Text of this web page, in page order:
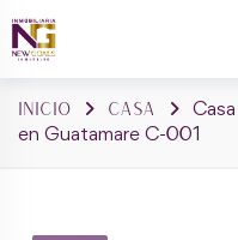
Skip
to
Inicio Casa
en Guatamare C-001